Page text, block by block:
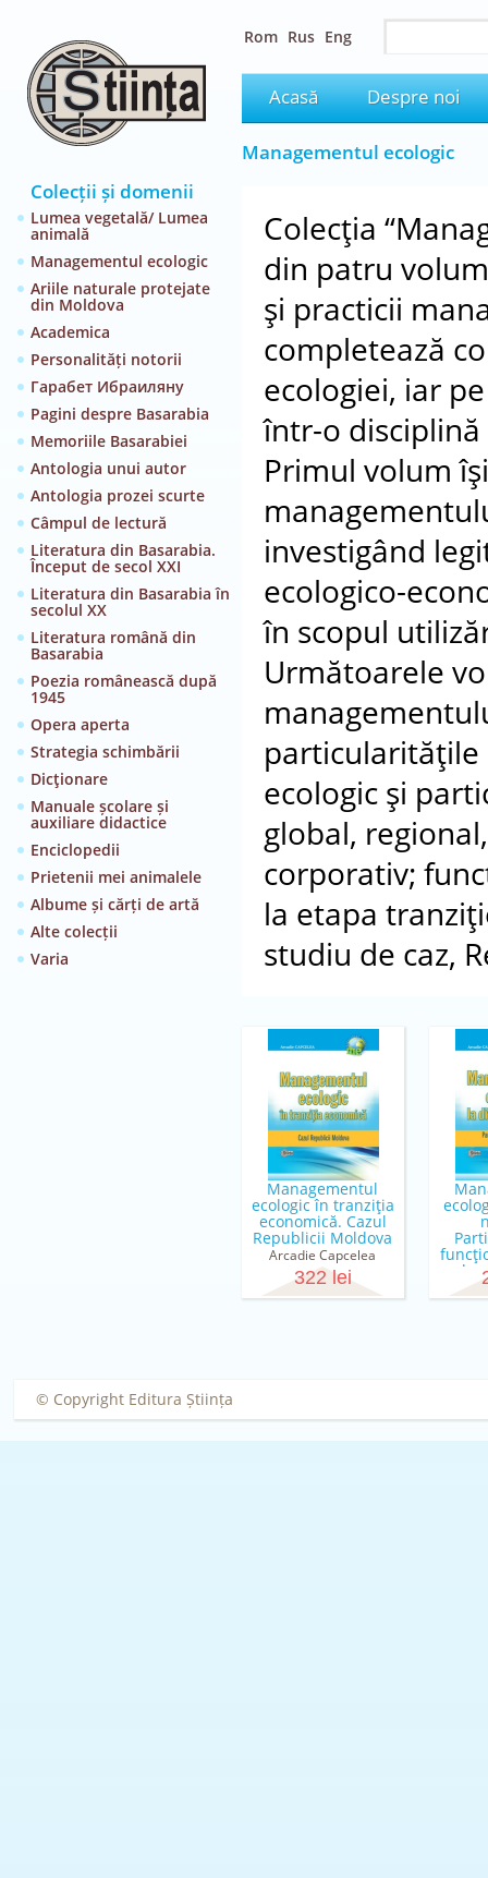
Colecții și domenii
Lumea vegetală/ Lumea
animală
Managementul ecologic
Ariile naturale protejate
din Moldova
Academica
Personalități notorii
Гарабет Ибраиляну
Pagini despre Basarabia
Memoriile Basarabiei
Antologia unui autor
Antologia prozei scurte
Câmpul de lectură
Literatura din Basarabia.
Început de secol XXI
Literatura din Basarabia în
secolul XX
Literatura română din
Basarabia
Poezia românească după
1945
Opera aperta
Strategia schimbării
Dicţionare
Manuale școlare și
auxiliare didactice
Enciclopedii
Prietenii mei animalele
Albume și cărți de artă
Alte colecții
Varia
Rom Rus Eng
Acasă Despre noi
Managementul ecologic
Colecţia
din patru
şi practicii
completează
ecologiei, iar
într-o
Primul volum
investigând
ecologico-
în scopul
Următoarele
particularităţile
ecologic şi
global,
corporativ;
la etapa
studiu de caz,
Managementul
ecologic în tranziţia
economică. Cazul
Republicii Moldova
Arcadie Capcelea
322 lei de
© Copyright Editura Știința